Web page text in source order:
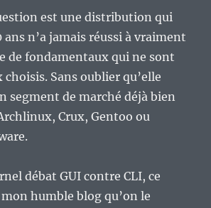
est une distribution qui
ans n’a jamais réussi à vraiment
de fondamentaux qui ne sont
choisis. Sans oublier qu’elle
segment de marché déjà bien
Crux, Gentoo ou
débat GUI contre CLI, ce
mon humble blog qu’on le